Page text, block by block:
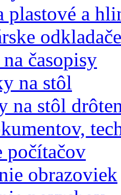
plastové a
odkladače
časopisy
na stôl
na stôl
počítačov
obrazoviek